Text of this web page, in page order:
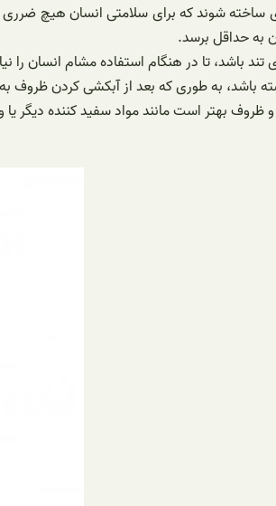
ساخته شوند که برای سلامتی انسان هیچ ضرری
به حداقل برسد.
تند باشد، تا در هنگام استفاده مشام
باشد، به طوری که بعد از آبکشی کردن ظروف
ظروف بهتر است مانند مواد سفید کننده دیگر